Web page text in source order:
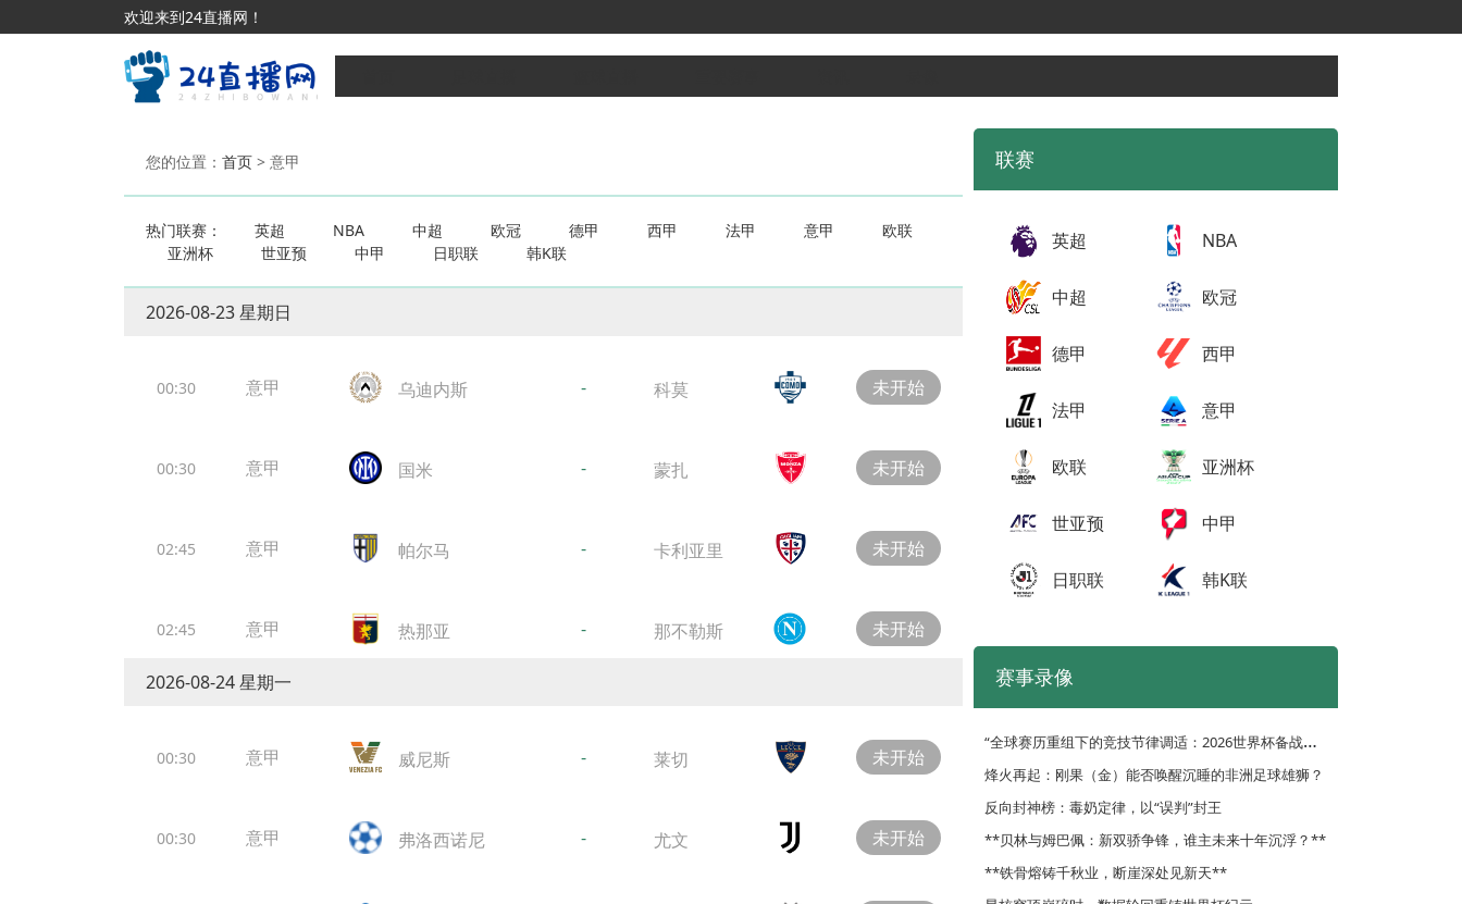
欢迎来到24直播网！
您的位置： 首页 > 意甲
热门联赛： 英超 NBA 中超 欧冠 德甲 西甲 法甲 意甲
欧联
亚洲杯
世亚预 中甲 日职联 韩K联
2026-08-23 星期日
00:30 意甲 乌迪内斯 - 科莫 未开始
00:30 意甲 国米 - 蒙扎 未开始
02:45 意甲 帕尔马 - 卡利亚里 未开始
02:45 意甲 热那亚 - 那不勒斯 未开始
2026-08-24 星期一
00:30 意甲 威尼斯 - 莱切 未开始
00:30 意甲 弗洛西诺尼 - 尤文 未开始
联赛
英超 NBA
中超 欧冠
德甲 西甲
法甲 意甲
欧联 亚洲杯
世亚预 中甲
日职联 韩K联
赛事录像
“
全球赛历重组下的竞技节律调适：2026世界杯备战体系的拓扑升级路径”
烽火再起：刚果（金）能否唤醒沉睡的非洲足球雄狮？
反向封神榜：毒奶定律，以“误判”封王
**贝林与姆巴佩：新双骄争锋，谁主未来十年沉浮？**
**铁骨熔铸千秋业，断崖深处见新天**